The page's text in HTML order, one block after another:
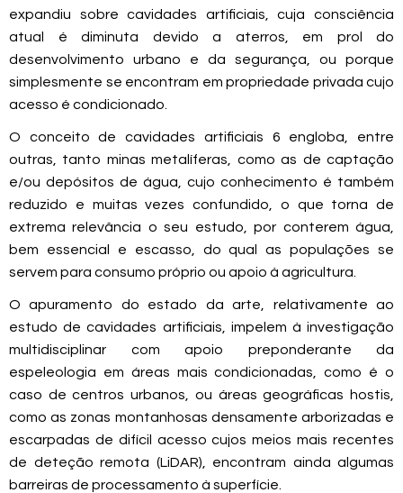
expandiu sobre cavidades artificiais, cuja consciência
atual é diminuta devido a aterros, em prol do
desenvolvimento urbano e da segurança, ou porque
simplesmente se encontram em propriedade privada cujo
acesso é condicionado.
O conceito de cavidades artificiais 6 engloba, entre
outras, tanto minas metalíferas, como as de captação
e/ou depósitos de água, cujo conhecimento é também
reduzido e muitas vezes confundido, o que torna de
extrema relevância o seu estudo, por conterem água,
bem essencial e escasso, do qual as populações se
servem para consumo próprio ou apoio à agricultura.
O apuramento do estado da arte, relativamente ao
estudo de cavidades artificiais, impelem à investigação
multidisciplinar com apoio preponderante da
espeleologia em áreas mais condicionadas, como é o
caso de centros urbanos, ou áreas geográficas hostis,
como as zonas montanhosas densamente arborizadas e
escarpadas de difícil acesso cujos meios mais recentes
de deteção remota (LiDAR), encontram ainda algumas
barreiras de processamento à superfície.